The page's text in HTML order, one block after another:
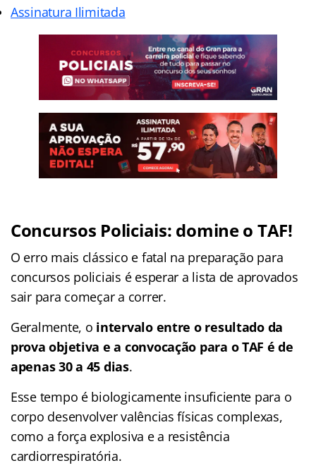
Assinatura Ilimitada
Concursos Policiais: domine o TAF!
O erro mais clássico e fatal na preparação para
concursos policiais é esperar a lista de aprovados
sair para começar a correr.
Geralmente, o intervalo entre o resultado da
prova objetiva e a convocação para o TAF é de
apenas 30 a 45 dias.
Esse tempo é biologicamente insuficiente para o
corpo desenvolver valências físicas complexas,
como a força explosiva e a resistência
cardiorrespiratória.